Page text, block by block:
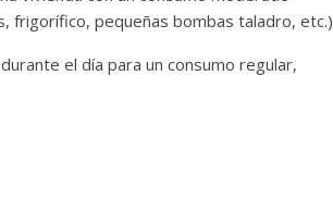
frigorífico, pequeñas bombas taladro, etc.)
el día para un consumo regular,